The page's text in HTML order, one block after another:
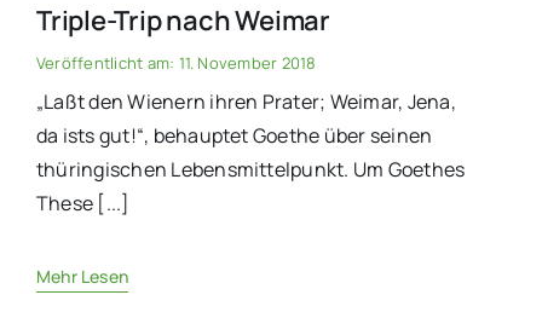
Triple-Trip nach Weimar
Veröffentlicht am: 11. November 2018
„Laßt den Wienern ihren Prater; Weimar, Jena,
da ists gut!“, behauptet Goethe über seinen
thüringischen Lebensmittelpunkt. Um Goethes
These [...]
Mehr Lesen